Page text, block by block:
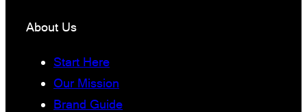
About Us
Start Here
Our Mission
Brand Guide